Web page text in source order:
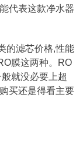
代表这款净水器
的滤芯价格,性能
膜这两种。RO
就没必要上超
买还是得看主要